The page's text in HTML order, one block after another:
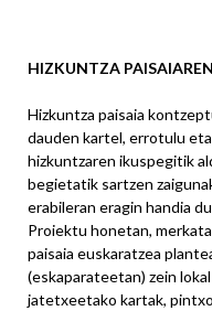
HIZKUNTZA
Hizkuntza paisaia
dauden kartel, errotulu
hizkuntzaren ikuspegitik
begietatik sartzen
erabileran eragin handia
Proiektu honetan,
paisaia euskaratzea
(eskaparateetan) zein
jatetxeetako kartak,